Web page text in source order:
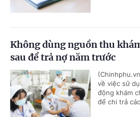
Không dùng nguồn thu
sau để trả nợ năm trước
về việc sử
động khám
để chi trả